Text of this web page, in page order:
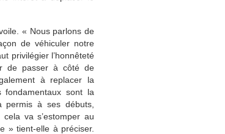
« Nous parlons de
de véhiculer notre
privilégier l’honnêteté
de passer à côté de
à replacer la
sont la
à ses débuts,
va s’estomper au
» tient-elle à préciser.